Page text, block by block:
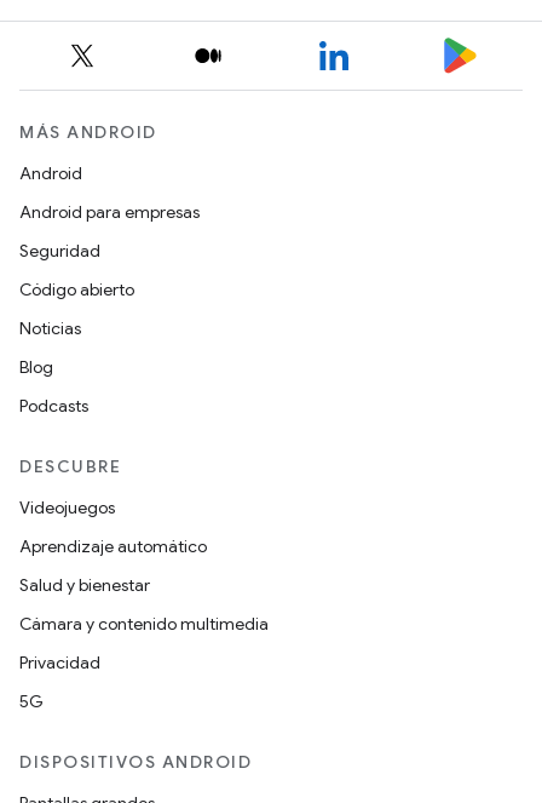
MÁS ANDROID
Android
Android para empresas
Seguridad
Código abierto
Noticias
Blog
Podcasts
DESCUBRE
Videojuegos
Aprendizaje automático
Salud y bienestar
Cámara y contenido multimedia
Privacidad
5G
DISPOSITIVOS ANDROID